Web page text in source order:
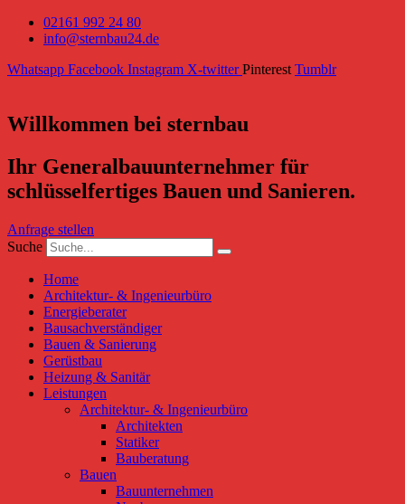
02161 992 24 80
info@sternbau24.de
Whatsapp Facebook Instagram X-twitter Pinterest Tumblr
Willkommen bei sternbau
Ihr Generalbauunternehmer für
schlüsselfertiges Bauen und Sanieren.
Anfrage stellen
Suche
Home
Architektur- & Ingenieurbüro
Energieberater
Bausachverständiger
Bauen & Sanierung
Gerüstbau
Heizung & Sanitär
Leistungen
Architektur- & Ingenieurbüro
Architekten
Statiker
Bauberatung
Bauen
Bauunternehmen